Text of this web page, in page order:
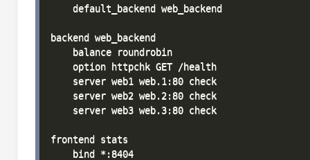
    default_backend web_backend
backend web_backend
    balance roundrobin
    option httpchk GET /health
    server web1 web.1:80 check
    server web2 web.2:80 check
    server web3 web.3:80 check
frontend stats
    bind *:8404